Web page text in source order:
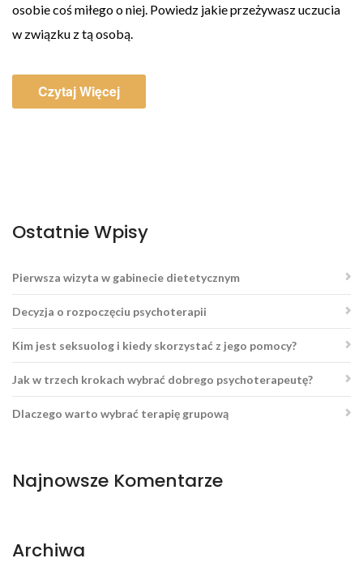
osobie coś miłego o niej. Powiedz jakie przeżywasz uczucia
w związku z tą osobą.
Czytaj Więcej
Ostatnie Wpisy
Pierwsza wizyta w gabinecie dietetycznym
Decyzja o rozpoczęciu psychoterapii
Kim jest seksuolog i kiedy skorzystać z jego pomocy?
Jak w trzech krokach wybrać dobrego psychoterapeutę?
Dlaczego warto wybrać terapię grupową
Najnowsze Komentarze
Archiwa